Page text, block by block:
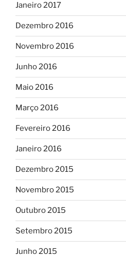
Janeiro 2017
Dezembro 2016
Novembro 2016
Junho 2016
Maio 2016
Março 2016
Fevereiro 2016
Janeiro 2016
Dezembro 2015
Novembro 2015
Outubro 2015
Setembro 2015
Junho 2015